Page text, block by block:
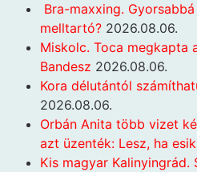
Bra-maxxing.
melltartó? 2026.08.06.
Miskolc. Toca megkapta
Bandesz 2026.08.06.
Kora délutántól
2026.08.06.
Orbán Anita több vizet
azt üzenték: Lesz, ha esik
Kis magyar Kalinyingrád.